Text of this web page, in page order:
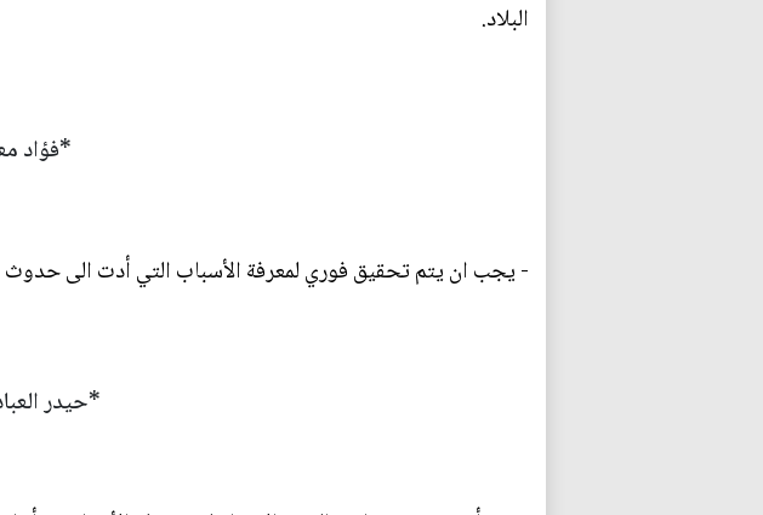
البلاد.
*فؤاد
- يجب ان يتم تحقيق فوري لمعرفة الأسباب التي أدت الى حدوث
*حيدر